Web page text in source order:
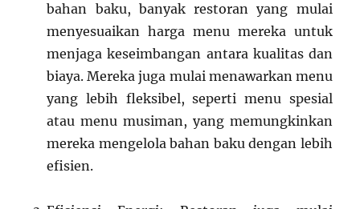
bahan baku, banyak restoran yang mulai
menyesuaikan harga menu mereka untuk
menjaga keseimbangan antara kualitas dan
biaya. Mereka juga mulai menawarkan menu
yang lebih fleksibel, seperti menu spesial
atau menu musiman, yang memungkinkan
mereka mengelola bahan baku dengan lebih
efisien.